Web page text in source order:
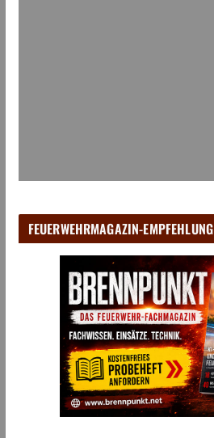
FEUERWEHRMAGAZIN-EMPFEHLUNG